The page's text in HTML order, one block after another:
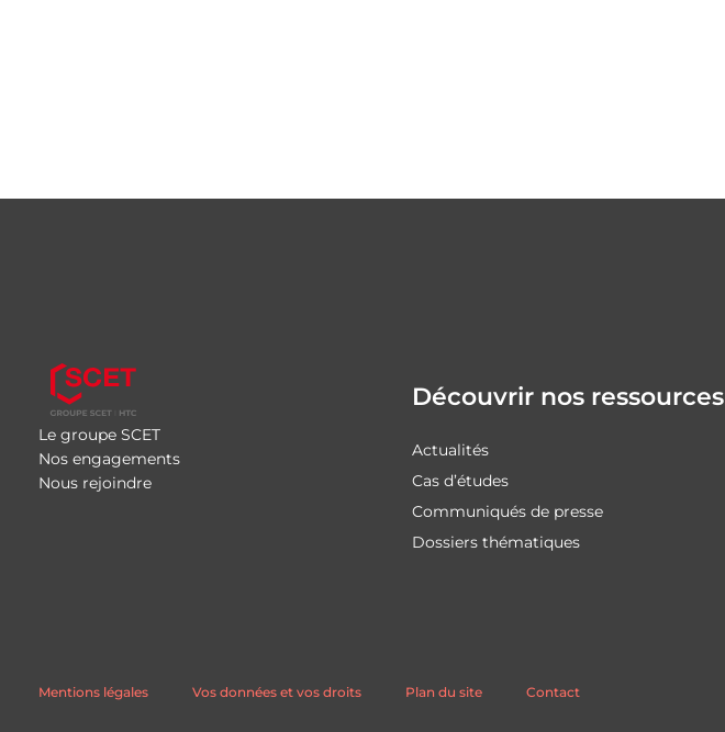
Le groupe SCET
Nos engagements
Nous rejoindre
Découvrir nos ressources
Actualités
Cas d’études
Communiqués de presse
Dossiers thématiques
Mentions légales Vos données et vos droits Plan du site Contact